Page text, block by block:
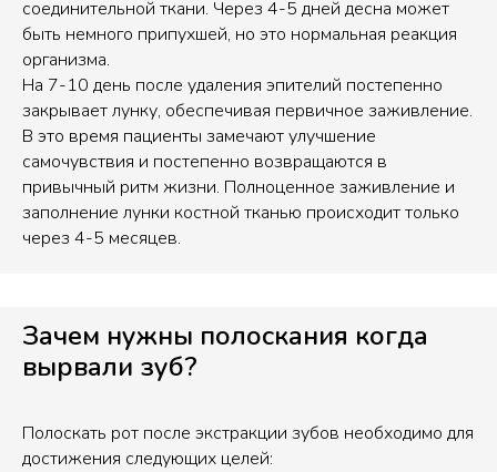
соединительной ткани. Через 4-5 дней десна может
быть немного припухшей, но это нормальная реакция
организма.
На 7-10 день после удаления эпителий постепенно
закрывает лунку, обеспечивая первичное заживление.
В это время пациенты замечают улучшение
самочувствия и постепенно возвращаются в
привычный ритм жизни. Полноценное заживление и
заполнение лунки костной тканью происходит только
через 4-5 месяцев.
Зачем нужны полоскания когда
вырвали зуб?
Полоскать рот после экстракции зубов необходимо для
достижения следующих целей: